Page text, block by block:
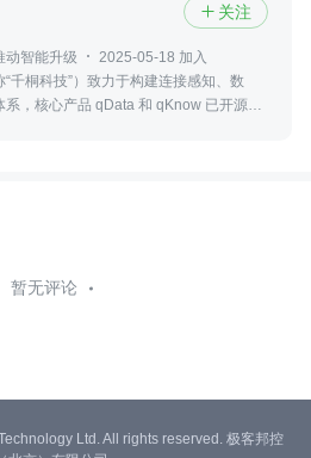
 关注
动智能升级
2025-05-18 加入
千桐科技”）致力于构建连接感知、数
，核心产品 qData 和 qKnow 已开源，
暂无评论
Ltd. All rights reserved. 极客邦控